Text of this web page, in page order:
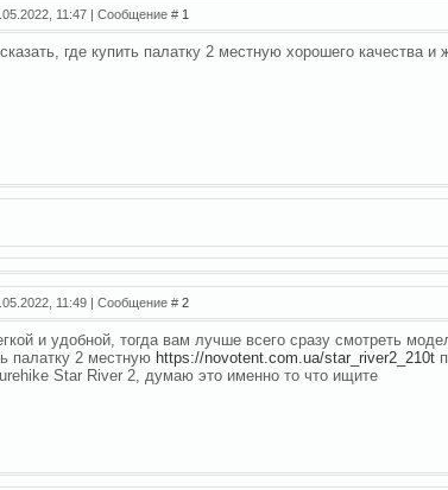
11:47 | Сообщение # 1
где купить палатку 2 местную хорошего качества
11:49 | Сообщение #2
и удобной, тогда вам лучше всего сразу смотреть
палатку 2 местную https://novotent.com.ua/star_river2_210t
Star River 2, думаю это именно то что ищите